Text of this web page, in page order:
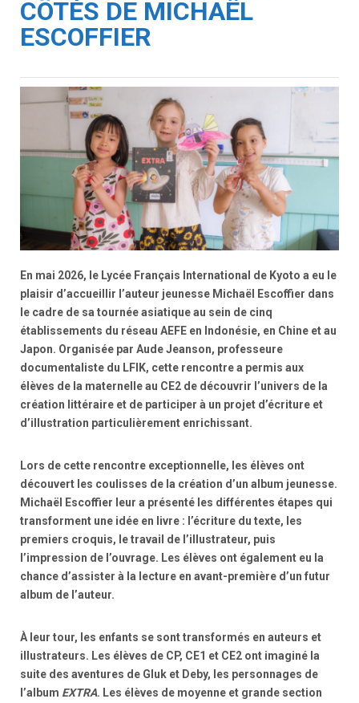
CÔTÉS DE MICHAËL
ESCOFFIER
En mai 2026, le Lycée Français International de Kyoto a eu le
plaisir d’accueillir l’auteur jeunesse Michaël Escoffier dans
le cadre de sa tournée asiatique au sein de cinq
établissements du réseau AEFE en Indonésie, en Chine et au
Japon. Organisée par Aude Jeanson, professeure
documentaliste du LFIK, cette rencontre a permis aux
élèves de la maternelle au CE2 de découvrir l’univers de la
création littéraire et de participer à un projet d’écriture et
d’illustration particulièrement enrichissant.
Lors de cette rencontre exceptionnelle, les élèves ont
découvert les coulisses de la création d’un album jeunesse.
Michaël Escoffier leur a présenté les différentes étapes qui
transforment une idée en livre : l’écriture du texte, les
premiers croquis, le travail de l’illustrateur, puis
l’impression de l’ouvrage. Les élèves ont également eu la
chance d’assister à la lecture en avant-première d’un futur
album de l’auteur.
À leur tour, les enfants se sont transformés en auteurs et
illustrateurs. Les élèves de CP, CE1 et CE2 ont imaginé la
suite des aventures de Gluk et Deby, les personnages de
l’album EXTRA. Les élèves de moyenne et grande section